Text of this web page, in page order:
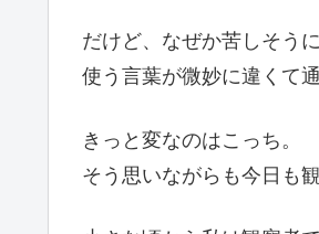
だけど、なぜか苦しそう
使う言葉が微妙に違くて
きっと変なのはこっち。
そう思いながらも今日も